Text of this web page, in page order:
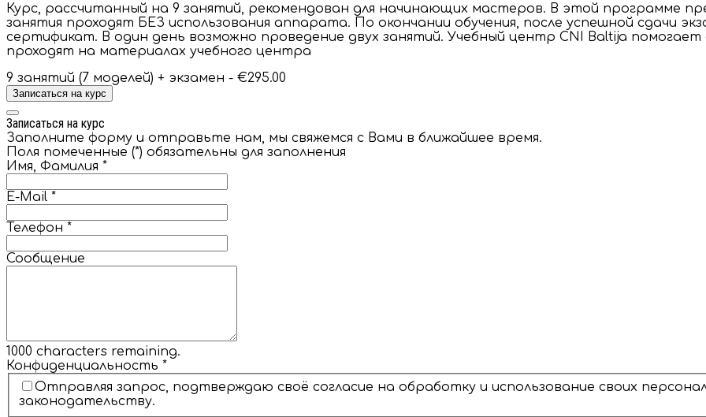
Курс, рассчитанный на 9 занятий, рекомендован для начинающих мастеров. В этой программе
занятия проходят БЕЗ использования аппарата. По окончании обучения, после успешной сдачи
сертификат. В один день возможно проведение двух занятий. Учебный центр CNI Baltija помогает
проходят на материалах учебного центра
9 занятий (7 моделей) + экзамен - €295.00
Записаться на курс
Записаться на курс
Заполните форму и отправьте нам, мы свяжемся с Вами в ближайшее время.
Поля помеченные (*) обязательны для заполнения
Имя, Фамилия *
E-Mail *
Телефон *
Сообщение
1000 characters remaining.
Конфиденциальность *
Отправляя запрос, подтверждаю своё согласие на обработку и использование своих
законодательству.